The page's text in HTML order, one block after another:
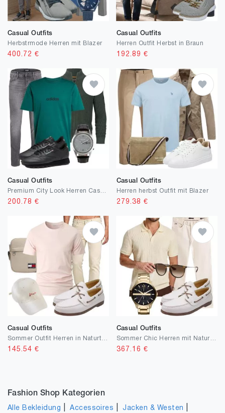
Casual Outfits
Herbstrmode Herren mit Blazer
400.72 €
Casual Outfits
Herren Outfit Herbst in Braun
192.89 €
Casual Outfits
200.78 €
Casual Outfits
Herren herbst Outfit mit Blazer
279.38 €
Casual Outfits
145.54 €
Casual Outfits
Sommer Chic Herren mit Naturstoffen
367.16 €
Fashion Shop Kategorien
Alle Bekleidung |Accessoires |Jacken & Westen